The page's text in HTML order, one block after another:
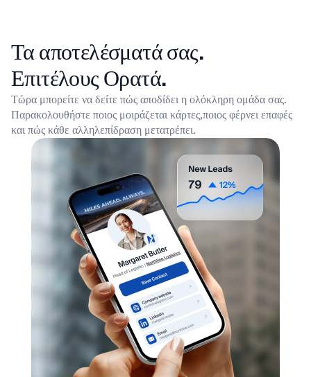
Τα αποτελέσματά σας.
Επιτέλους Ορατά.
Τώρα μπορείτε να δείτε πώς αποδίδει η ολόκληρη ομάδα σας.
Παρακολουθήστε ποιος μοιράζεται κάρτες,ποιος φέρνει επαφές
και πώς κάθε αλληλεπίδραση μετατρέπει.